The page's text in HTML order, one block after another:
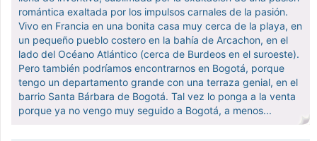
romántica exaltada por los impulsos carnales de la pasión.
Vivo en Francia en una bonita casa muy cerca de la playa, en
un pequeño pueblo costero en la bahía de Arcachon, en el
lado del Océano Atlántico (cerca de Burdeos en el suroeste).
Pero también podríamos encontrarnos en Bogotá, porque
tengo un departamento grande con una terraza genial, en el
barrio Santa Bárbara de Bogotá. Tal vez lo ponga a la venta
porque ya no vengo muy seguido a Bogotá, a menos...